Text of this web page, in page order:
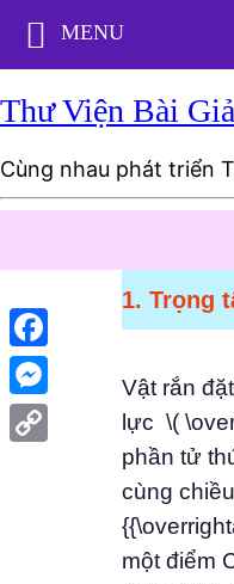
Thư Viện Bài
Cùng nhau phát triển
1. Trọng
Vật rắn
lực \(
phần tử
cùng
một điểm
Facebook
Messenger
MENU